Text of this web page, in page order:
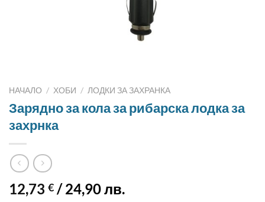
НАЧАЛО / ХОБИ / ЛОДКИ ЗА ЗАХРАНКА
Зарядно за кола за рибарска лодка за
захрнка
12,73 € / 24,90 лв.